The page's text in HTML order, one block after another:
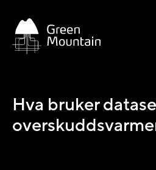
main
content
Hva bruker